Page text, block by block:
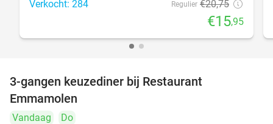
Verkocht: 284 Regulier €20,75
€15,95
3-gangen keuzediner bij Restaurant
Emmamolen
Vandaag
Do